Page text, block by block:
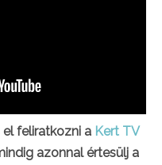
feliratkozni a Kert TV
azonnal értesülj a